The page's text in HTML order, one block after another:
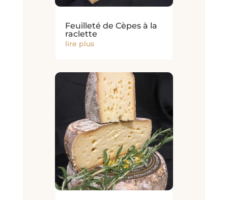
Feuilleté de Cèpes à la
raclette
lire plus